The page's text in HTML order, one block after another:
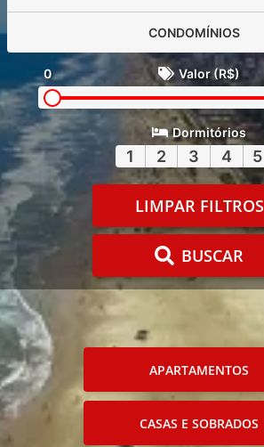
CONDOMÍNIOS
0 Valor (R$)
Dormitórios
1 2 3 4 5
LIMPAR FILTROS
BUSCAR
APARTAMENTOS
CASAS E SOBRADOS